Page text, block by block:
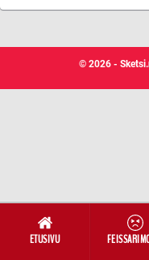
ETUSIVU
© 2026 -